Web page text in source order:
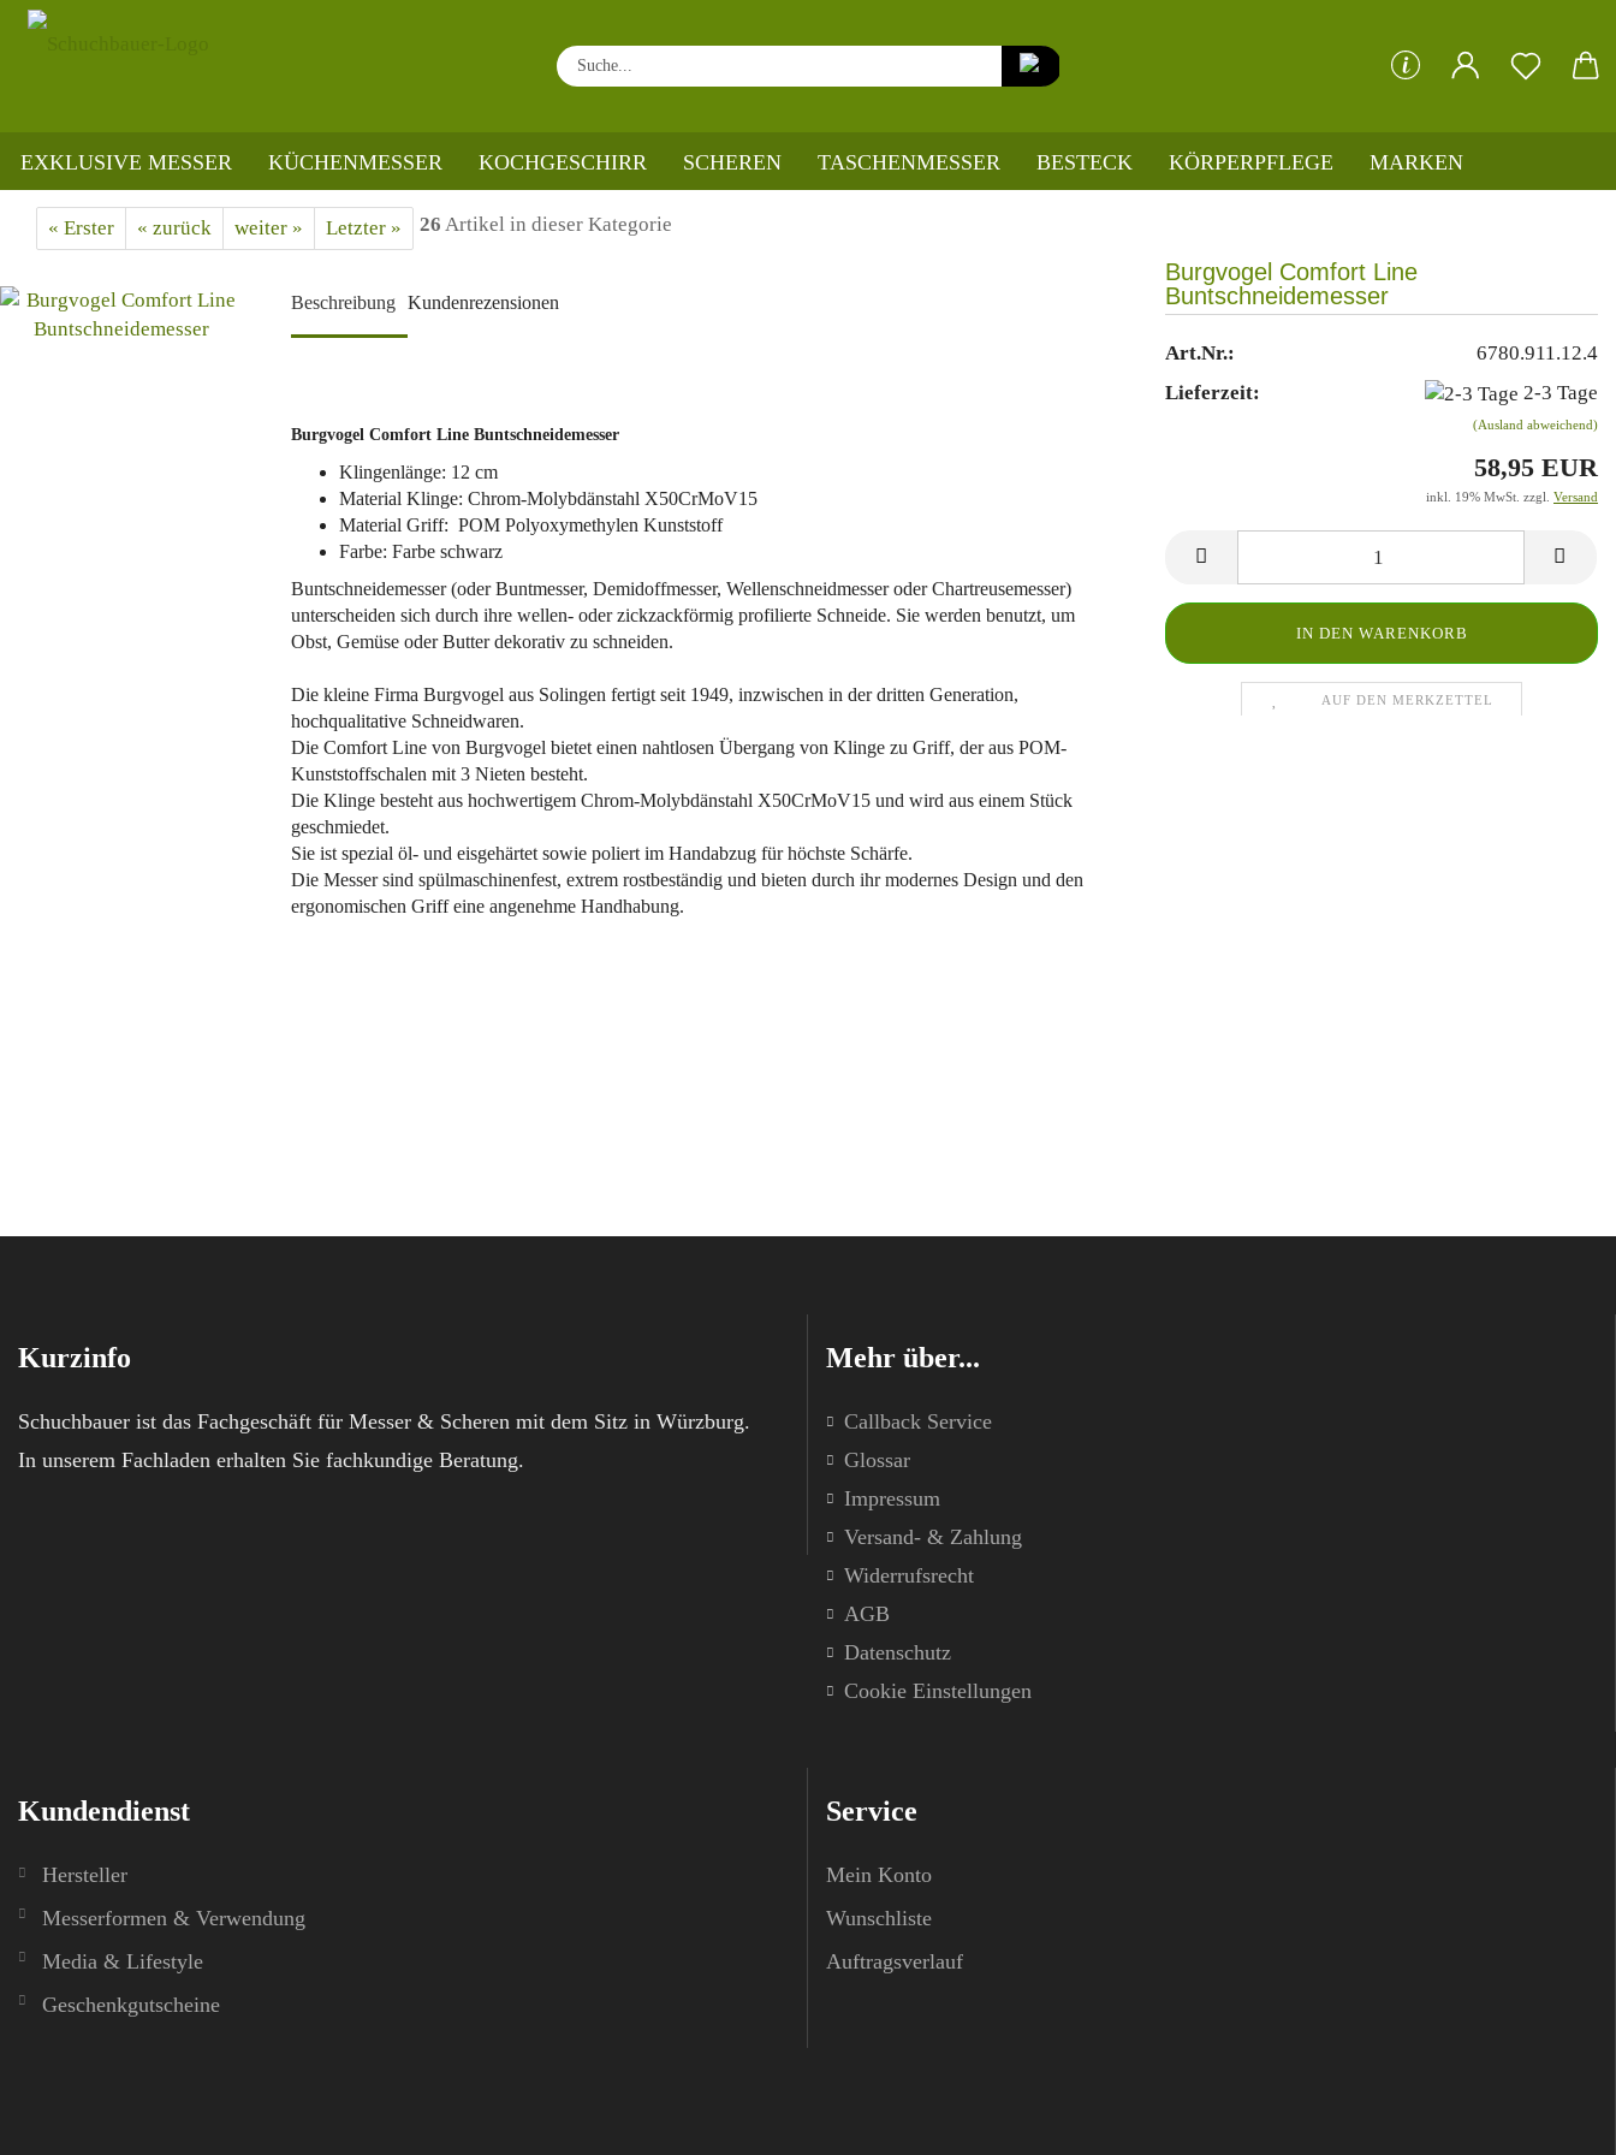
Suche...
EXKLUSIVE MESSER KÜCHENMESSER KOCHGESCHIRR SCHEREN TASCHENMESSER BESTECK KÖRPERPFLEGE MARKEN
» » »
« Erster « zurück weiter » Letzter » 26 Artikel in dieser Kategorie
Burgvogel Comfort Line
Buntschneidemesser
Art.Nr.:
6780.911.12.4
Lieferzeit:
2-3 Tage
(Ausland abweichend)
58,95 EUR
inkl. 19% MwSt. zzgl. Versand
AUF DEN MERKZETTEL
Beschreibung Kundenrezensionen
Burgvogel Comfort Line Buntschneidemesser
Klingenlänge: 12 cm
Material Klinge: Chrom-Molybdänstahl X50CrMoV15
Material Griff: POM Polyoxymethylen Kunststoff
Farbe: Farbe schwarz
Buntschneidemesser (oder Buntmesser, Demidoffmesser, Wellenschneidmesser oder Chartreusemesser)
unterscheiden sich durch ihre wellen- oder zickzackförmig profilierte Schneide. Sie werden benutzt, um
Obst, Gemüse oder Butter dekorativ zu schneiden.
Die kleine Firma Burgvogel aus Solingen fertigt seit 1949, inzwischen in der dritten Generation,
hochqualitative Schneidwaren.
Die Comfort Line von Burgvogel bietet einen nahtlosen Übergang von Klinge zu Griff, der aus POM-
Kunststoffschalen mit 3 Nieten besteht.
Die Klinge besteht aus hochwertigem Chrom-Molybdänstahl X50CrMoV15 und wird aus einem Stück
geschmiedet.
Sie ist spezial öl- und eisgehärtet sowie poliert im Handabzug für höchste Schärfe.
Die Messer sind spülmaschinenfest, extrem rostbeständig und bieten durch ihr modernes Design und den
ergonomischen Griff eine angenehme Handhabung.
Kurzinfo
Schuchbauer ist das Fachgeschäft für Messer & Scheren mit dem Sitz in Würzburg.
In unserem Fachladen erhalten Sie fachkundige Beratung.
Mehr über...
Callback Service
Glossar
Impressum
Versand- & Zahlung
Widerrufsrecht
AGB
Datenschutz
Cookie Einstellungen
Kundendienst
Hersteller
Messerformen & Verwendung
Media & Lifestyle
Geschenkgutscheine
Service
Mein Konto
Wunschliste
Auftragsverlauf